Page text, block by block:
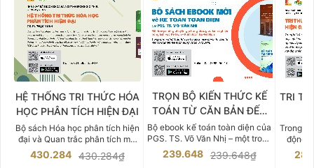
HỆ THỐNG TRI THỨC HÓA
HỌC PHÂN TÍCH HIỆN ĐẠI
Bộ sách Hóa học phân tích hiện
đại và Quan trắc phân tích môi
trường của Cố Giáo sư, Tiến sĩ
Phạm Luận là một trong những
430.284 430.284₫
TRỌN BỘ KIẾN THỨC KẾ
TOÁN TỪ CĂN BẢN ĐẾN
CHUYÊN SÂU
Bộ ebook kế toán toàn diện của
PGS. TS. Võ Văn Nhị – một trong
những chuyên gia hàng đầu,
giàu kinh nghiệm trong lĩnh vực
239.648 239.648₫
TRI
Trong
động
việc
tế và